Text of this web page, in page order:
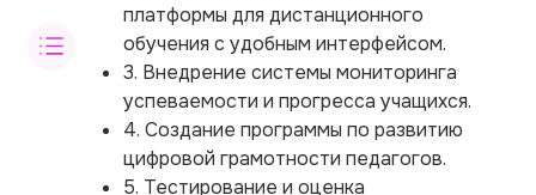
платформы для дистанционного
обучения с удобным интерфейсом.
3. Внедрение системы мониторинга
успеваемости и прогресса учащихся.
4. Создание программы по развитию
цифровой грамотности педагогов.
5. Тестирование и оценка